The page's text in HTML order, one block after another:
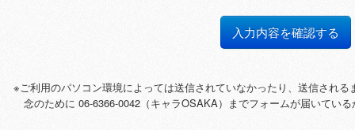
※ご利用のパソコン環境によっては送信されていなかったり、送信され
念のために 06-6366-0042（キャラOSAKA）までフォームが届いてい